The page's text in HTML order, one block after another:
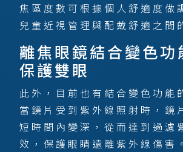
焦區度數可根據個人舒適度做
兒童近視管理與配戴舒適之間
離焦眼鏡結合變色功
保護雙眼
此外，目前也有結合變色功能
當鏡片受到紫外線照射時，鏡
短時間內變深，從而達到過濾
效，保護眼睛遠離紫外線傷害